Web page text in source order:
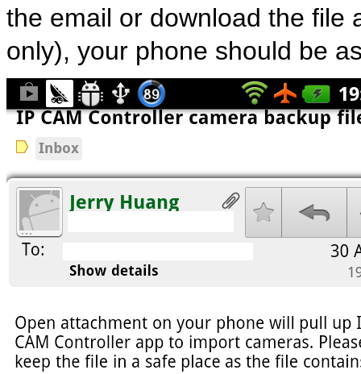
the email or download the file
only), your phone should be